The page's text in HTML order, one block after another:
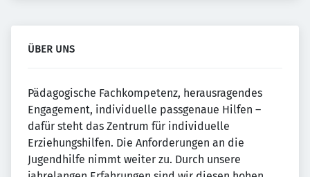
ÜBER UNS
Pädagogische Fachkompetenz, herausragendes
Engagement, individuelle passgenaue Hilfen –
dafür steht das Zentrum für individuelle
Erziehungshilfen. Die Anforderungen an die
Jugendhilfe nimmt weiter zu. Durch unsere